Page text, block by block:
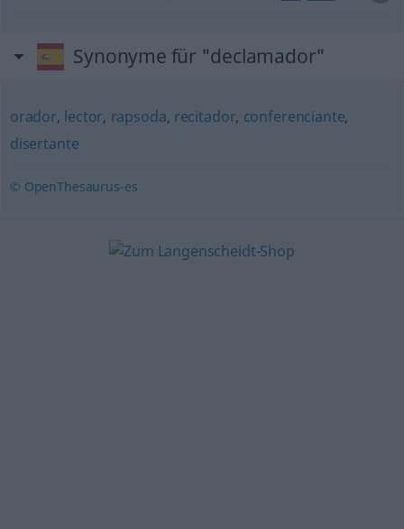
Synonyme für "declamador"
orador, lector, rapsoda, recitador, conferenciante,
disertante
© OpenThesaurus-es